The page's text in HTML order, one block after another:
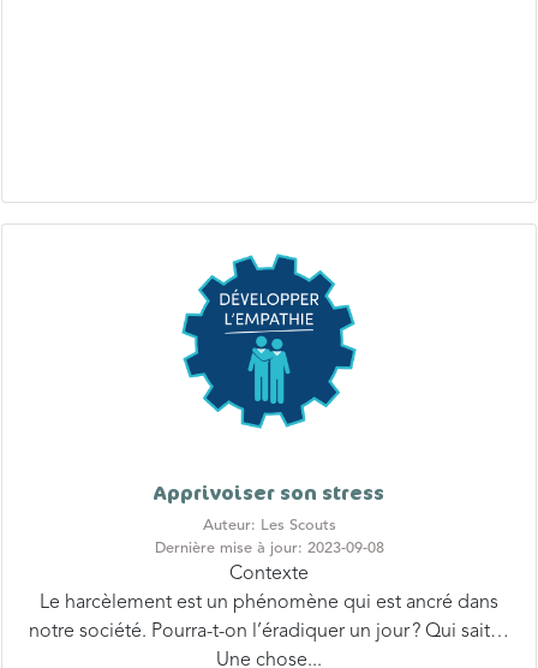
Auteur: Les Scouts
Dernière mise à jour: 2023-09-08
Contexte
Le harcèlement est un phénomène qui est ancré dans
notre société. Pourra-t-on l’éradiquer un jour ? Qui sait…
Une chose...